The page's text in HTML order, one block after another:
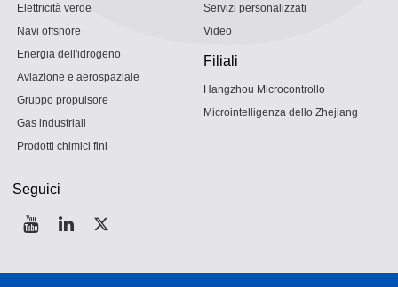
Elettricità verde
Navi offshore
Energia dell'idrogeno
Aviazione e aerospaziale
Gruppo propulsore
Gas industriali
Prodotti chimici fini
Servizi personalizzati
Video
Filiali
Hangzhou Microcontrollo
Microintelligenza dello Zhejiang
Seguici